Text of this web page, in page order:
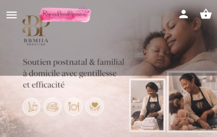
Bbmiia Prestige
Appeler maintenant